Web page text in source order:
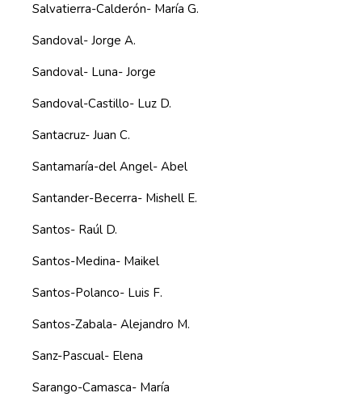
Salvatierra-Calderón- María G.
Sandoval- Jorge A.
Sandoval- Luna- Jorge
Sandoval-Castillo- Luz D.
Santacruz- Juan C.
Santamaría-del Angel- Abel
Santander-Becerra- Mishell E.
Santos- Raúl D.
Santos-Medina- Maikel
Santos-Polanco- Luis F.
Santos-Zabala- Alejandro M.
Sanz-Pascual- Elena
Sarango-Camasca- María